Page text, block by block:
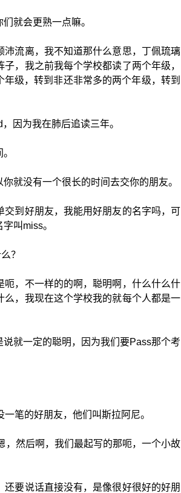
就会更熟一点嘛。
流离，我不知道那什么意思，丁佩琉璃
，我之前我每个学校都读了两个年级，
级，转到非还非常多的两个年级，转到
因为我在肺后追读三年。
就没有一个很长的时间去交你的朋友。
到好朋友，我能用好朋友的名字吗，可
叫miss。
？
，不一样的的啊，聪明啊，什么什么什
，我现在这个学校我的就每个人都是一
就一定的聪明，因为我们要Pass那个考
笔的好朋友，他们叫斯拉阿尼。
，然后啊，我们最起写的那呃，一个小故
要说话直接没有，是像很好很好的好朋